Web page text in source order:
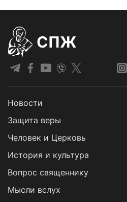
СПЖ
Новости
Защита веры
Человек и Церковь
История и культура
Вопрос священнику
Мысли вслух